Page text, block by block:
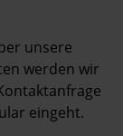
unsere
werden wir
eingeht.